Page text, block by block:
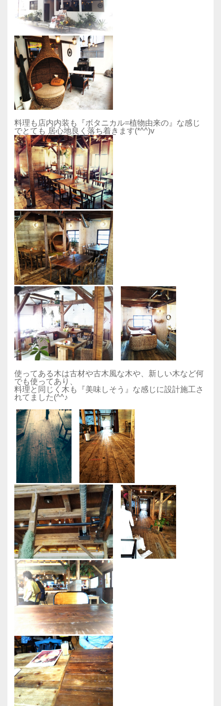
料理も店内内装も『ボタニカル=植物由来の』な感じ
でとても 居心地良く落ち着きます(*^^)v
使ってある木は古材や古木風な木や、新しい木など何
でも使ってあり、
料理と同じく木も『美味しそう』な感じに設計施工さ
れてました(^^♪